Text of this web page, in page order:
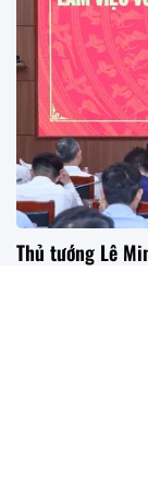
Thủ tướng Lê